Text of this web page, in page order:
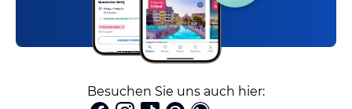
Besuchen Sie uns auch hier: